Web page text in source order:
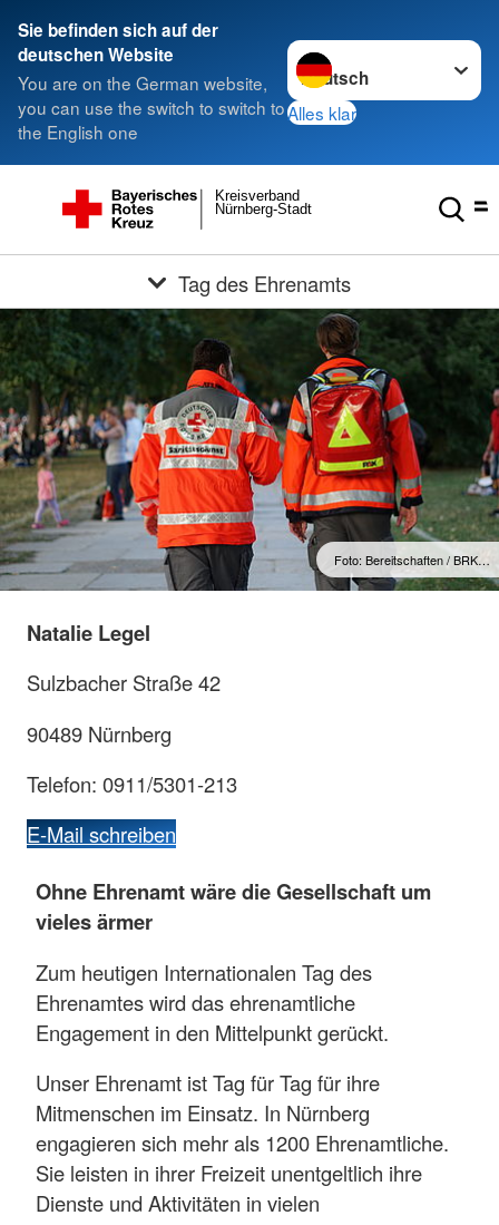
Sie befinden sich auf der
deutschen Website
You are on the German website,
you can use the switch to switch to
the English one
Sprache wechseln zu
Alles klar
Nürnberg-Stadt
Kreisverband
Tag des Ehrenamts
Foto: Bereitschaften / BRK…
Natalie Legel
Sulzbacher Straße 42
90489 Nürnberg
Telefon: 0911/5301-213
E-Mail schreiben
Ohne Ehrenamt wäre die Gesellschaft um
vieles ärmer
Zum heutigen Internationalen Tag des
Ehrenamtes wird das ehrenamtliche
Engagement in den Mittelpunkt gerückt.
Unser Ehrenamt ist Tag für Tag für ihre
Mitmenschen im Einsatz. In Nürnberg
engagieren sich mehr als 1200 Ehrenamtliche.
Sie leisten in ihrer Freizeit unentgeltlich ihre
Dienste und Aktivitäten in vielen